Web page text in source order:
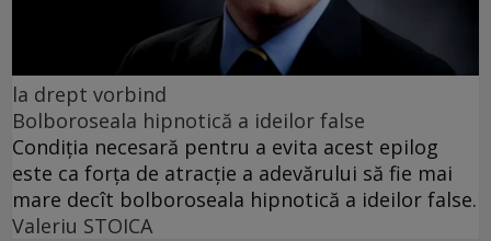
la drept vorbind
Bolboroseala hipnotică a ideilor false
Condiția necesară pentru a evita acest epilog
este ca forța de atracție a adevărului să fie mai
mare decît bolboroseala hipnotică a ideilor false.
Valeriu STOICA